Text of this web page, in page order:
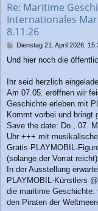
Re: Maritime
Internationales
8.11.26
B
i
r
a
Dienstag 21. April 2026,
Und hier noch die
Ihr seid herzlich
Am 07.05. eröffnen wir
Geschichte erleben mit
Kommt vorbei und bringt
Save the date: Do., 07.
Uhr +++ mit
Gratis-PLAYMOBIL-
(solange der Vorrat reicht)
In der Ausstellung
PLAYMOBIL-Künstlers
die maritime
den Piraten der